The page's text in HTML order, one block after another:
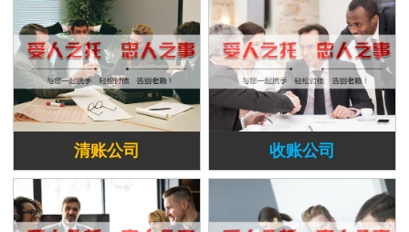
清账公司 收账公司